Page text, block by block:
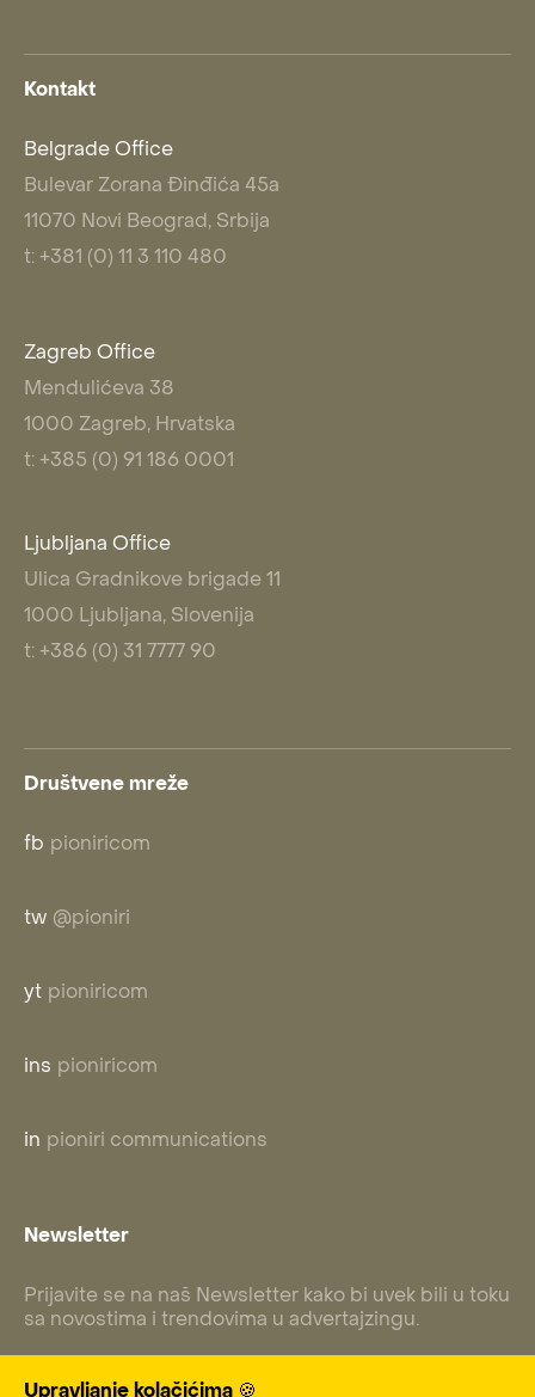
Kontakt
Belgrade Office
Bulevar Zorana Đinđića 45a
11070 Novi Beograd, Srbija
t: +381 (0) 11 3 110 480
Zagreb Office
Mendulićeva 38
1000 Zagreb, Hrvatska
t: +385 (0) 91 186 0001
Ljubljana Office
Ulica Gradnikove brigade 11
1000 Ljubljana, Slovenija
t: +386 (0) 31 7777 90
Društvene mreže
fb pioniricom
tw @pioniri
yt pioniricom
ins pioniricom
in pioniri communications
Newsletter
Prijavite se na naš Newsletter kako bi uvek bili u toku
sa novostima i trendovima u advertajzingu.
Upravljanje kolačićima 🍪